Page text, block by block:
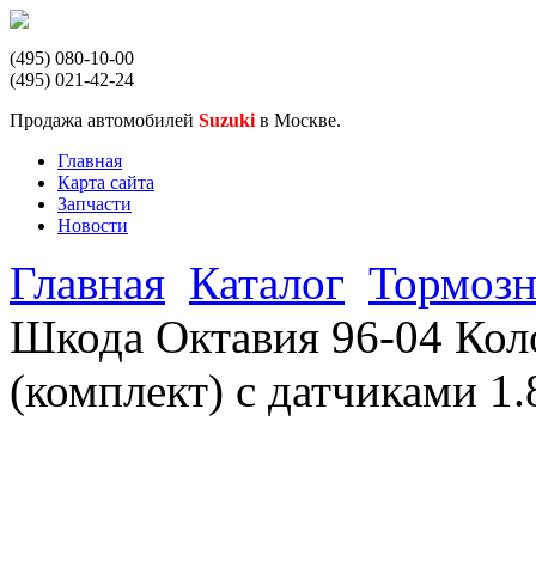
(495) 080-10-00
(495) 021-42-24
Продажа автомобилей Suzuki в Москве.
Главная
Карта сайта
Запчасти
Новости
Главная Каталог
Шкода Октавия 96-04
(комплект) с датчиками